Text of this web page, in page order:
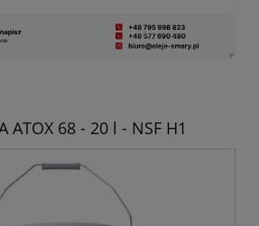
ATOX 68 - 20 l - NSF H1